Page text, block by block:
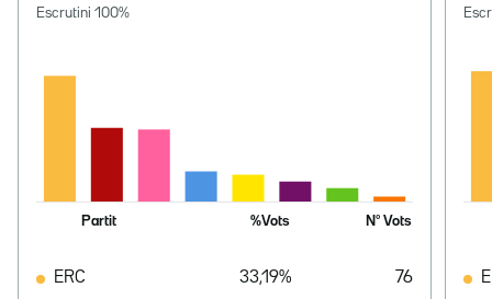
Escrutini 100%
Partit %Vots Nº Vots
ERC 33,19% 76